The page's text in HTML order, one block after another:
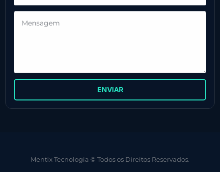
ENVIAR
Mentix Tecnologia © Todos os Direitos Reservados.